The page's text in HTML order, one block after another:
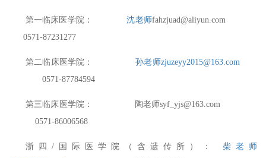
第一临床医学院： 沈老师fahzjuad@aliyun.com
0571-87231277
第二临床医学院： 孙老师zjuzeyy2015@163.com
0571-87784594
第三临床医学院： 陶老师syf_yjs@163.com
0571-86006568
浙四 / 国际医学院 （ 含遗传所） ： 柴 老师